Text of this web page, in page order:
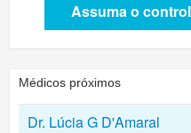
Assuma o
Médicos próximos
Dr. Lúcia G D'Amaral